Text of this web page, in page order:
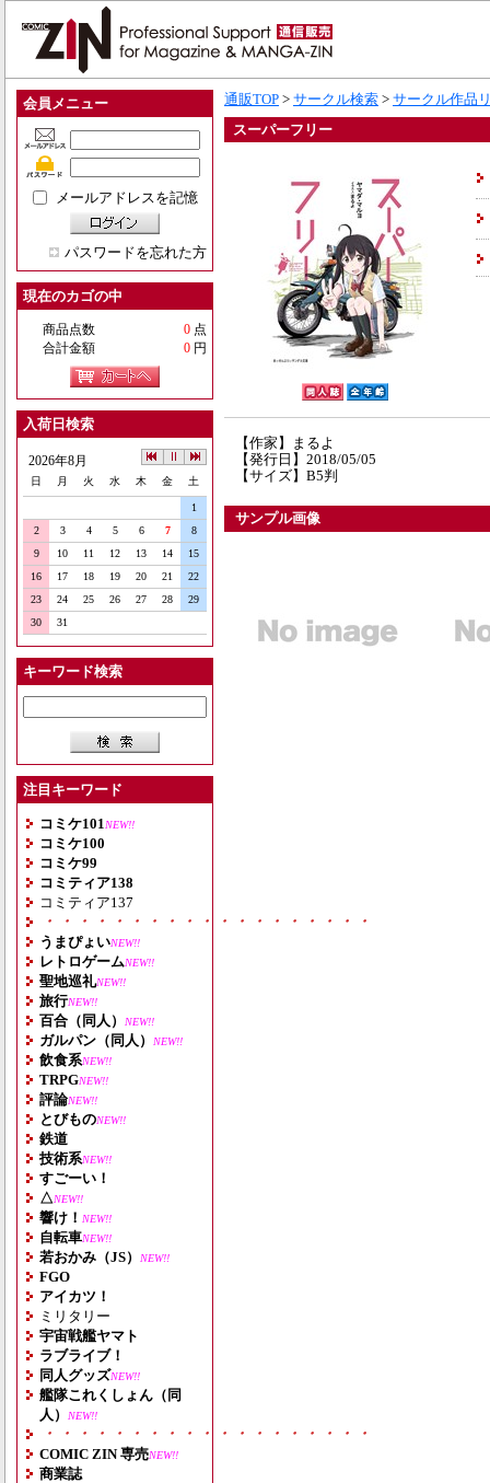
会員メニュー
メールアドレスを記憶
パスワードを忘れた方
現在のカゴの中
商品点数 0 点
合計金額
0 円
入荷日検索
2026年8月
日 月 火 水 木 金 土
1
2
3 4 5 6 7
8
9
10 11 12 13 14
15
16
17 18 19 20 21
22
23
24 25 26 27 28
29
30
31
キーワード検索
注目キーワード
コミケ101 NEW!!
コミケ100
コミケ99
コミティア138
コミティア137
・・・・・・・・・・・・・・・・・・・
うまぴょいNEW!!
レトロゲームNEW!!
聖地巡礼NEW!!
旅行NEW!!
百合（同人） NEW!!
ガルパン（同人） NEW!!
飲食系NEW!!
TRPGNEW!!
評論NEW!!
とびものNEW!!
鉄道
技術系NEW!!
すごーい！
△NEW!!
響け！ NEW!!
自転車NEW!!
若おかみ（JS） NEW!!
FGO
アイカツ！
ミリタリー
宇宙戦艦ヤマト
ラブライブ！
同人グッズNEW!!
艦隊これくしょん（同
人）
NEW!!
・・・・・・・・・・・・・・・・・・・
COMIC ZIN 専売NEW!!
商業誌
通販TOP > サークル検索 > サークル作品
スーパーフリー
【作家】まるよ
【発行日】2018/05/05
【サイズ】B5判
サンプル画像